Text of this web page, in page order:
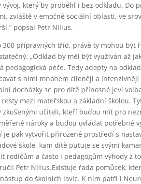
který by proběhl i bez odkladu. Do
zvláště v emočně sociální oblasti, ve
popsal Petr Nilius.
300 přípravných tříd, právě ty mohou být
„Odklad by měl být využíván až
pedagogická péče. Tedy adepty na
s nimi mnohem cíleněji a intenzivněji
docházky se pro dítě přínosné jeví
mezi mateřskou a základní školou.
zkušenými učiteli, kteří budou mít pro
nároky a budou ovládat potřebné
je pak vytvořit přirozené prostředí s
škole, kam dítě putuje se svými
rodičům a často i pedagogům výhody z
Petr Nilius.Existuje řada pomůcek,
do školních lavic. K nim patří i